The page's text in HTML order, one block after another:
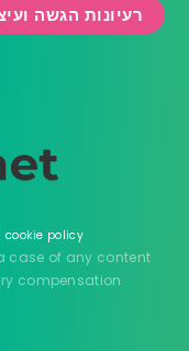
רעיונות הגשה
cookie policy
case of any content
compensation